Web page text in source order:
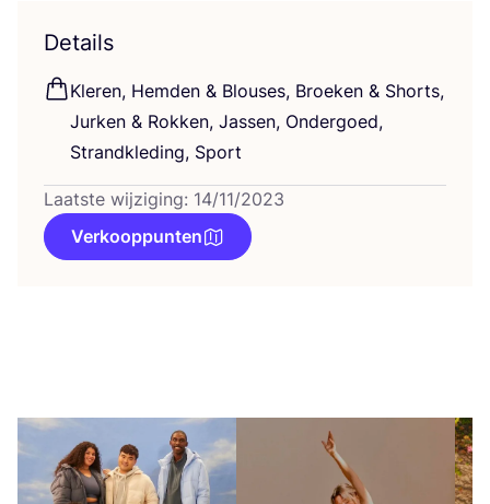
Details
Kle­ren, Hem­den & Blou­ses, Broe­ken & Shorts,
Jur­ken & Rok­ken, Jas­sen, Onder­goed,
Strand­kle­ding, Sport
Laatste wijziging: 14/11/2023
Verkooppunten